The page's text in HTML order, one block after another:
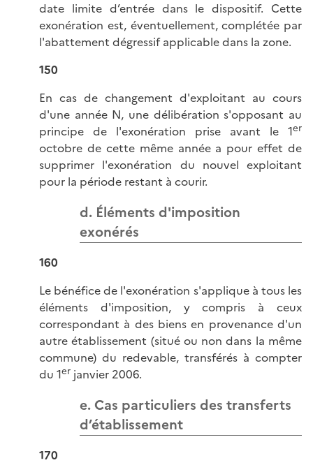
date limite d’entrée dans le dispositif. Cette
exonération est, éventuellement, complétée par
l'abattement dégressif applicable dans la zone.
150
En cas de changement d'exploitant au cours
d'une année N, une délibération s'opposant au
principe de l'exonération prise avant le 1er
octobre de cette même année a pour effet de
supprimer l'exonération du nouvel exploitant
pour la période restant à courir.
d. Éléments d'imposition
exonérés
160
Le bénéfice de l'exonération s'applique à tous les
éléments d'imposition, y compris à ceux
correspondant à des biens en provenance d'un
autre établissement (situé ou non dans la même
commune) du redevable, transférés à compter
du 1er janvier 2006.
e. Cas particuliers des transferts
d’établissement
170